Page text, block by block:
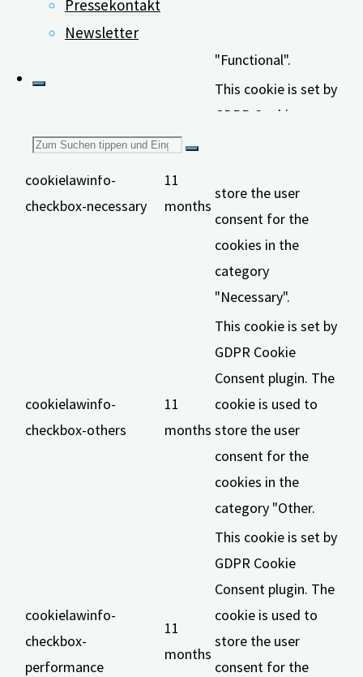
Pressekontakt
Newsletter
Suchen
nach:
"Functional".
cookielawinfo-
checkbox-necessary
11
months
This cookie is set by
GDPR Cookie
store the user
consent for the
cookies in the
category
"Necessary".
cookielawinfo-
checkbox-others
11
months
This cookie is set by
GDPR Cookie
Consent plugin. The
cookie is used to
store the user
consent for the
cookies in the
category "Other.
cookielawinfo-
checkbox-
performance
11
months
This cookie is set by
GDPR Cookie
Consent plugin. The
cookie is used to
store the user
consent for the